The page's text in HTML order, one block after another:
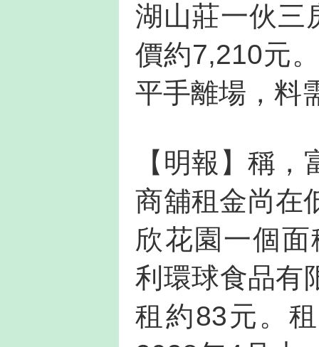
湖山莊一伙三
價約7,210元
平手離場，料
【明報】稱
商舖租金尚在
欣花園一個
利環球食品有
租約83元。